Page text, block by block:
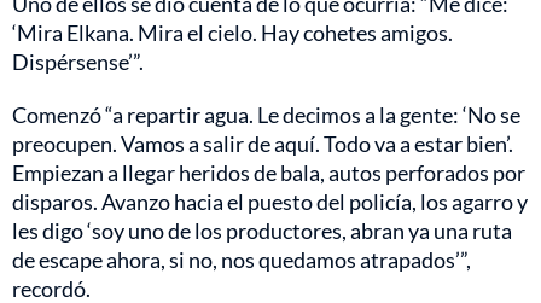
‘Mira Elkana. Mira el cielo. Hay cohetes amigos.
Dispérsense’”.
Comenzó “a repartir agua. Le decimos a la gente: ‘No se
preocupen. Vamos a salir de aquí. Todo va a estar bien’.
Empiezan a llegar heridos de bala, autos perforados por
disparos. Avanzo hacia el puesto del policía, los agarro y
les digo ‘soy uno de los productores, abran ya una ruta
de escape ahora, si no, nos quedamos atrapados’”,
recordó.